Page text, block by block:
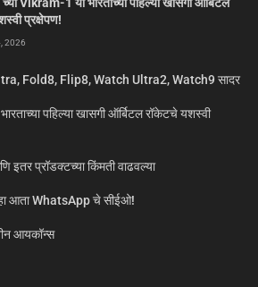
प्रक्षेपण!
2026
Fold8, Flip8, Watch Ultra2, Watch9 सादर
पहिल्या खासगी ऑर्बिटल रॉकेटचे यशस्वी
प्रॉडक्टच्या किंमती वाढवल्या
आता WhatsApp चे सीईओ!
आयकॉन्स